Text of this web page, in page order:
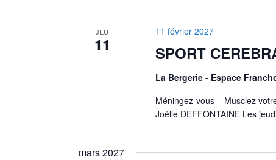
JEU
11 SPORT
11 février 2027
La Bergerie - Espace
Méningez-vous – Musclez
Joëlle DEFFONTAINE Les
mars 2027